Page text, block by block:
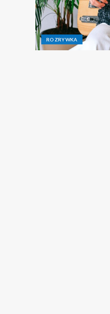
ROZRYWKA